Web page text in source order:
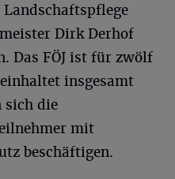
Dirk Derhof
Das FÖJ ist für zwölf
insgesamt
sich die
mit
beschäftigen.